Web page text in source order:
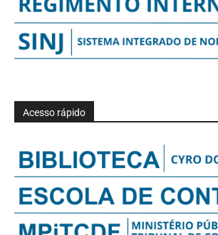
Acesso rápido